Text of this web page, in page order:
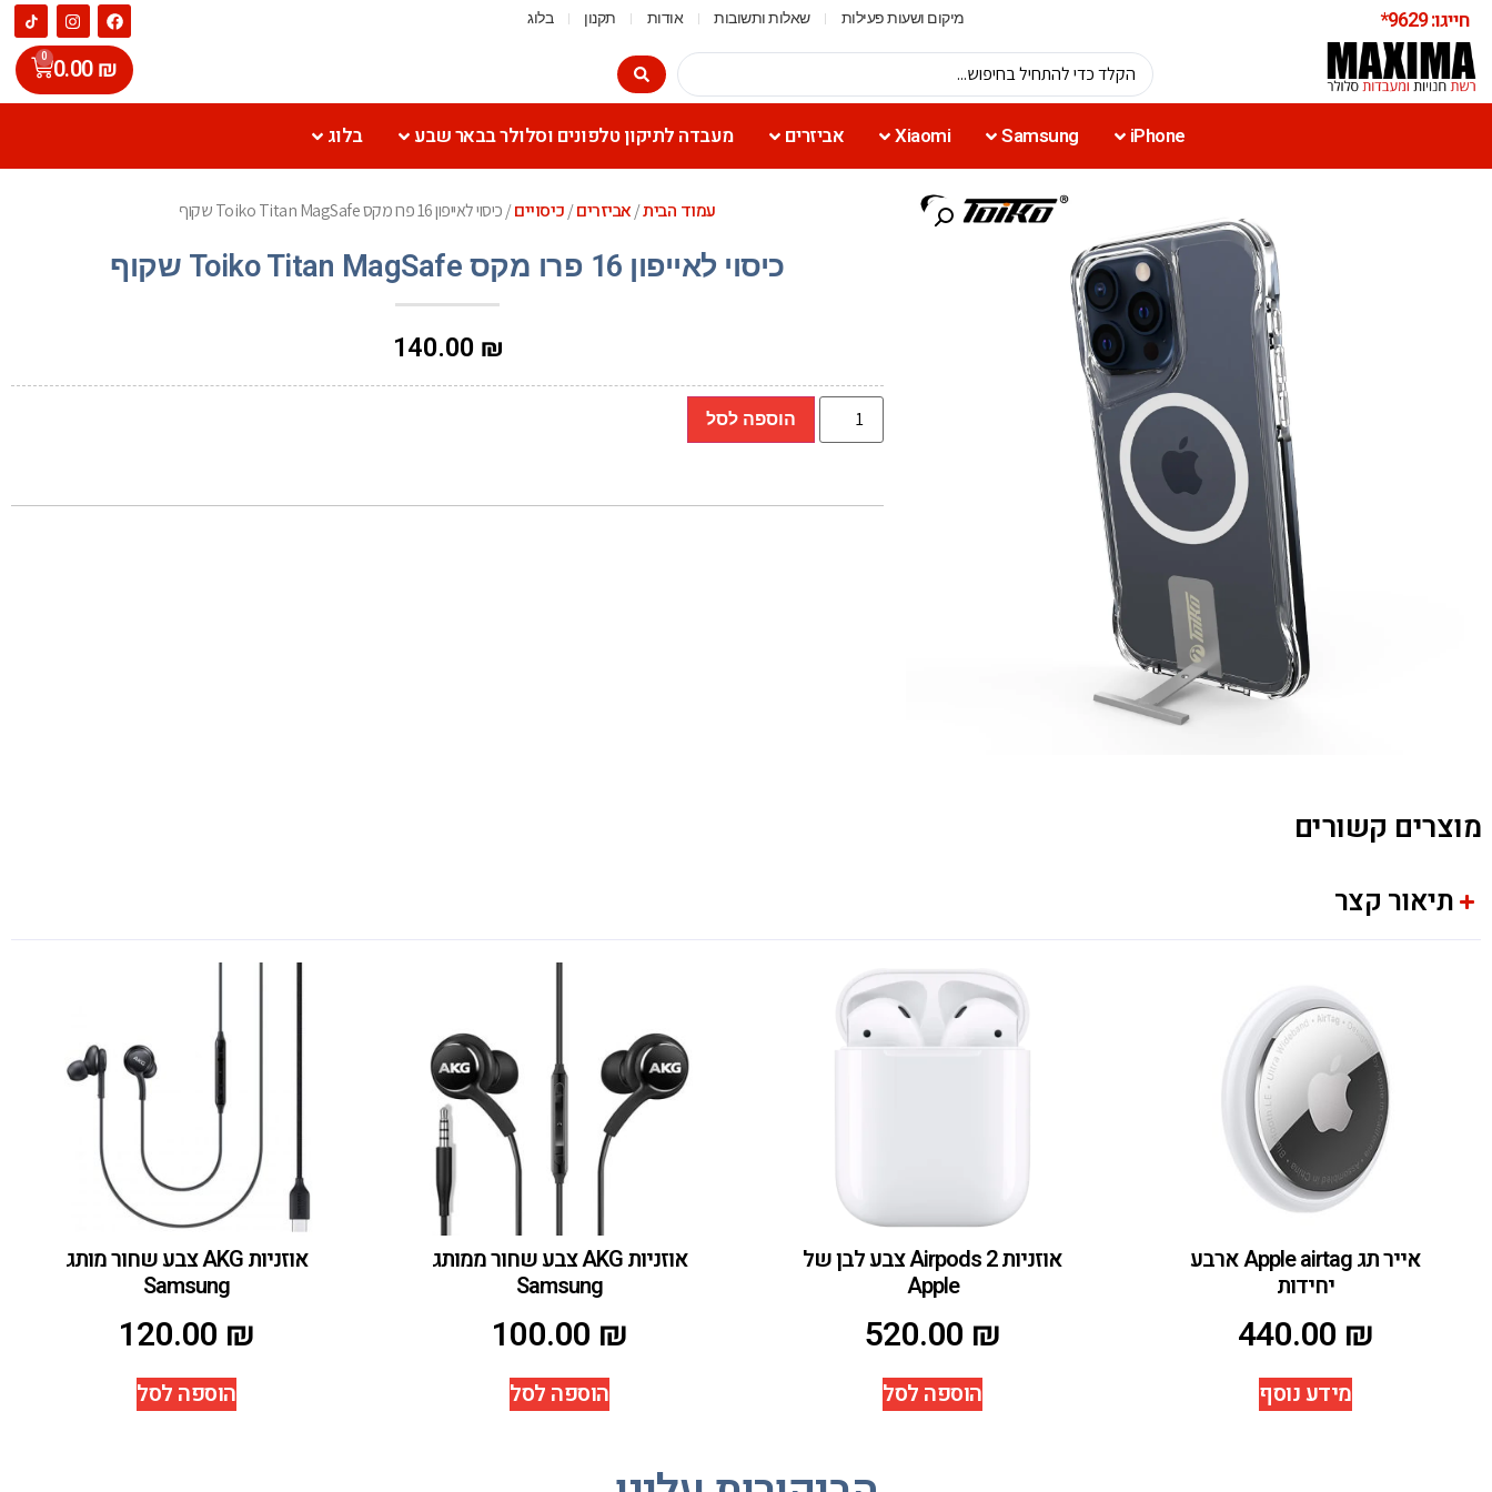
חייגו: 9629* מיקום ושעות פעילות שאלות ותשובות אודות תקנון בלוג
0.00₪
0
iPhone
Samsung
Xiaomi אביזרים מעבדה לתיקון טלפונים וסלולר בבאר שבע בלוג
עמוד הבית/אביזרים/כיסויים/ כיסוי לאייפון 16 פרו מקס Toiko Titan MagSafe שקוף
כיסוי לאייפון 16 פרו מקס Toiko Titan MagSafe שקוף
140.00 ₪
הוספה לסל
מוצרים קשורים
תיאור קצר
אייר תג Apple airtag ארבע
יחידות
440.00 ₪
מידע נוסף
אוזניות Airpods 2 צבע לבן של
Apple
520.00 ₪
הוספה לסל
אוזניות AKG צבע שחור ממותג
Samsung
100.00 ₪
הוספה לסל
אוזניות AKG צבע שחור מותג
Samsung
120.00 ₪
הוספה לסל